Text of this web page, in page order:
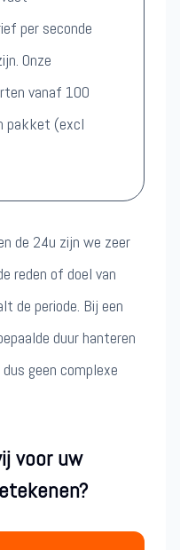
per seconde
Onze
vanaf 100
pakket (excl
de 24u zijn we zeer
reden of doel van
de periode. Bij een
duur hanteren
geen complexe
voor uw